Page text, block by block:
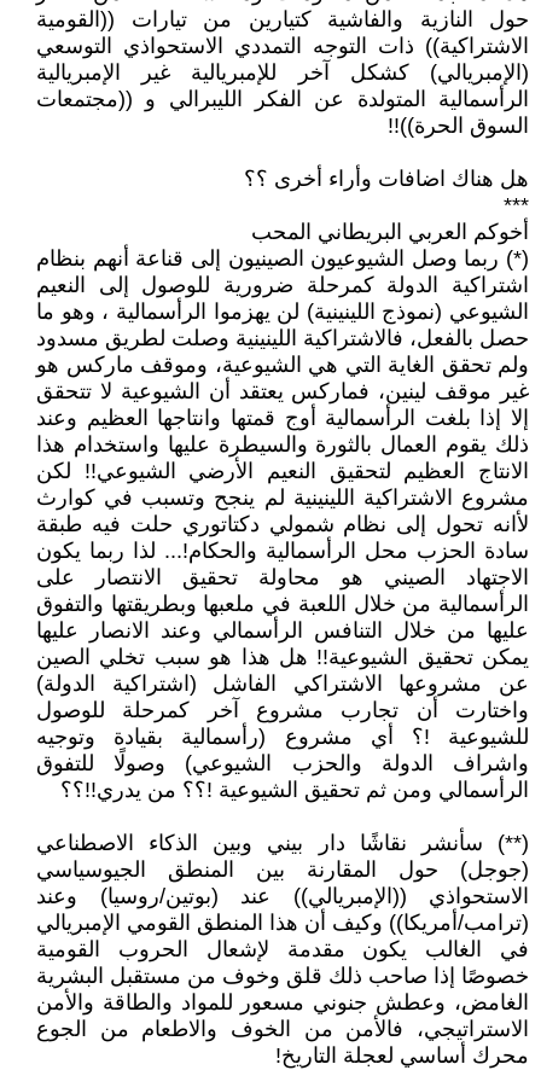
حول النازية والفاشية كتيارين من تيارات ((القومية
الاشتراكية)) ذات التوجه التمددي الاستحواذي التوسعي
(الإمبريالي) كشكل آخر للإمبريالية غير الإمبريالية
الرأسمالية المتولدة عن الفكر الليبرالي و ((مجتمعات
السوق الحرة))!!
هل هناك اضافات وأراء أخرى ؟؟
***
أخوكم العربي البريطاني المحب
(*) ربما وصل الشيوعيون الصينيون إلى قناعة أنهم بنظام
اشتراكية الدولة كمرحلة ضرورية للوصول إلى النعيم
الشيوعي (نموذج اللينينية) لن يهزموا الرأسمالية ، وهو ما
حصل بالفعل، فالاشتراكية اللينينية وصلت لطريق مسدود
ولم تحقق الغاية التي هي الشيوعية، وموقف ماركس هو
غير موقف لينين، فماركس يعتقد أن الشيوعية لا تتحقق
إلا إذا بلغت الرأسمالية أوج قمتها وانتاجها العظيم وعند
ذلك يقوم العمال بالثورة والسيطرة عليها واستخدام هذا
الانتاج العظيم لتحقيق النعيم الأرضي الشيوعي!! لكن
مشروع الاشتراكية اللينينية لم ينجح وتسبب في كوارث
لأانه تحول إلى نظام شمولي دكتاتوري حلت فيه طبقة
سادة الحزب محل الرأسمالية والحكام!... لذا ربما يكون
الاجتهاد الصيني هو محاولة تحقيق الانتصار على
الرأسمالية من خلال اللعبة في ملعبها وبطريقتها والتفوق
عليها من خلال التنافس الرأسمالي وعند الانصار عليها
يمكن تحقيق الشيوعية!! هل هذا هو سبب تخلي الصين
عن مشروعها الاشتراكي الفاشل (اشتراكية الدولة)
واختارت أن تجارب مشروع آخر كمرحلة للوصول
للشيوعية !؟ أي مشروع (رأسمالية بقيادة وتوجيه
واشراف الدولة والحزب الشيوعي) وصولًا للتفوق
الرأسمالي ومن ثم تحقيق الشيوعية !؟؟ من يدري!!؟؟
(**) سأنشر نقاشًا دار بيني وبين الذكاء الاصطناعي
(جوجل) حول المقارنة بين المنطق الجيوسياسي
الاستحواذي ((الإمبريالي)) عند (بوتين/روسيا) وعند
(ترامب/أمريكا)) وكيف أن هذا المنطق القومي الإمبريالي
في الغالب يكون مقدمة لإشعال الحروب القومية
خصوصًا إذا صاحب ذلك قلق وخوف من مستقبل البشرية
الغامض، وعطش جنوني مسعور للمواد والطاقة والأمن
الاستراتيجي، فالأمن من الخوف والاطعام من الجوع
محرك أساسي لعجلة التاريخ!